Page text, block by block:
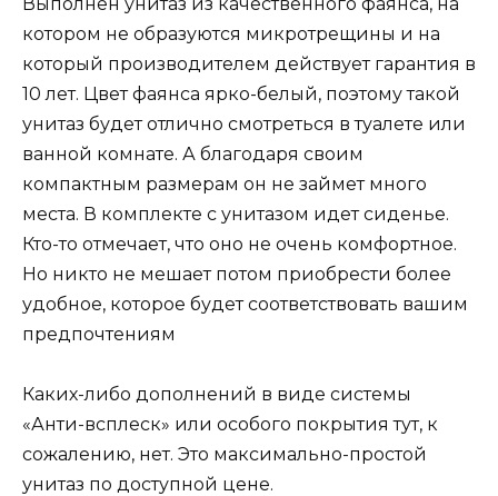
котором не образуются микротрещины и на
который производителем действует гарантия в
10 лет. Цвет фаянса ярко-белый, поэтому такой
унитаз будет отлично смотреться в туалете или
ванной комнате. А благодаря своим
компактным размерам он не займет много
места. В комплекте с унитазом идет сиденье.
Кто-то отмечает, что оно не очень комфортное.
Но никто не мешает потом приобрести более
удобное, которое будет соответствовать вашим
предпочтениям
Каких-либо дополнений в виде системы
«Анти-всплеск» или особого покрытия тут, к
сожалению, нет. Это максимально-простой
унитаз по доступной цене.